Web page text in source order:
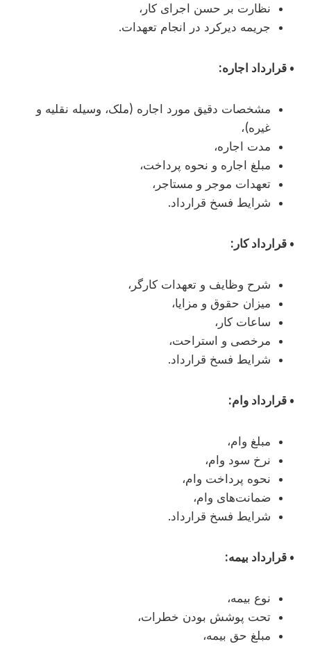
نظارت بر حسن اجرای کار،
جریمه دیرکرد در انجام تعهدات.
• قرارداد اجاره:
مشخصات دقیق مورد اجاره (ملک، وسیله نقلیه و
غیره)،
مدت اجاره،
مبلغ اجاره و نحوه پرداخت،
تعهدات موجر و مستاجر،
شرایط فسخ قرارداد.
• قرارداد کار:
شرح وظایف و تعهدات کارگر،
میزان حقوق و مزایا،
ساعات کار،
مرخصی و استراحت،
شرایط فسخ قرارداد.
• قرارداد وام:
مبلغ وام،
نرخ سود وام،
نحوه پرداخت وام،
ضمانت‌های وام،
شرایط فسخ قرارداد.
• قرارداد بیمه:
نوع بیمه،
تحت پوشش بودن خطرات،
مبلغ حق بیمه،